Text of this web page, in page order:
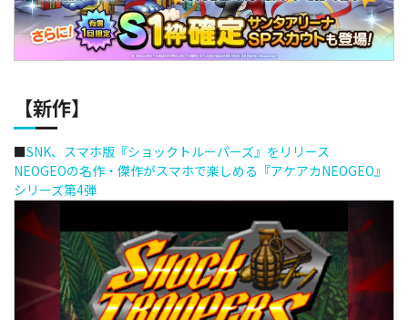
【新作】
■SNK、スマホ版『ショックトルーパーズ』をリリース
NEOGEOの名作・傑作がスマホで楽しめる『アケアカNEOGEO』
シリーズ第4弾